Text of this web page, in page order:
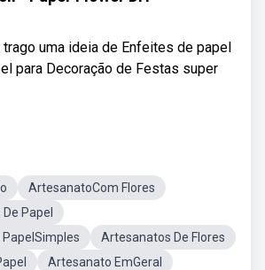
uma ideia de Enfeites de papel
para Decoração de Festas super
ArtesanatoCom Flores
Papel
Artesanatos De Flores
Artesanato EmGeral